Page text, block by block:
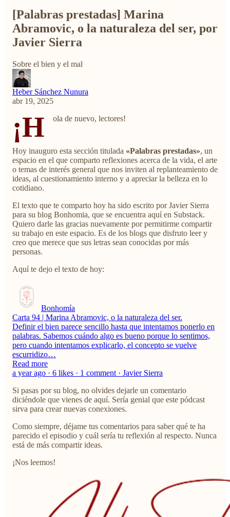
[Palabras prestadas] Marina
Abramovic, o la naturaleza del ser, por
Javier Sierra
Sobre el bien y el mal
Heber Sánchez Nunura
abr 19, 2025
¡H ola de nuevo, lectores!
Hoy inauguro esta sección titulada «Palabras prestadas», un
espacio en el que comparto reflexiones acerca de la vida, el arte
o temas de interés general que nos inviten al replanteamiento de
ideas, al cuestionamiento interno y a apreciar la belleza en lo
cotidiano.
El texto que te comparto hoy ha sido escrito por Javier Sierra
para su blog Bonhomia, que se encuentra aquí en Substack.
Quiero darle las gracias nuevamente por permitirme compartir
su trabajo en este espacio. Es de los blogs que disfruto leer y
creo que merece que sus letras sean conocidas por más
personas.
Aquí te dejo el texto de hoy:
Bonhomía
Carta 94 | Marina Abramovic, o la naturaleza del ser.
Definir el bien parece sencillo hasta que intentamos ponerlo en
palabras. Sabemos cuándo algo es bueno porque lo sentimos,
pero cuando intentamos explicarlo, el concepto se vuelve
escurridizo…
Read more
a year ago · 6 likes · 1 comment · Javier Sierra
Si pasas por su blog, no olvides dejarle un comentario
diciéndole que vienes de aquí. Sería genial que este pódcast
sirva para crear nuevas conexiones.
Como siempre, déjame tus comentarios para saber qué te ha
parecido el episodio y cuál sería tu reflexión al respecto. Nunca
está de más compartir ideas.
¡Nos leemos!